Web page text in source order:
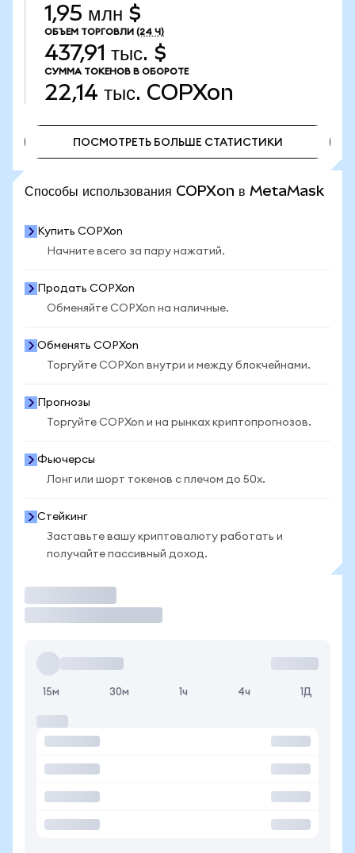
1,95 млн $
ОБЪЕМ ТОРГОВЛИ (24 Ч)
437,91 тыс. $
СУММА ТОКЕНОВ В ОБОРОТЕ
22,14 тыс. COPXon
ПОСМОТРЕТЬ БОЛЬШЕ СТАТИСТИКИ
Способы использования COPXon в MetaMask
Купить COPXon
Начните всего за пару нажатий.
Продать COPXon
Обменяйте COPXon на наличные.
Обменять COPXon
Торгуйте COPXon внутри и между блокчейнами.
Прогнозы
Торгуйте COPXon и на рынках криптопрогнозов.
Фьючерсы
Лонг или шорт токенов с плечом до 50x.
Стейкинг
Заставьте вашу криптовалюту работать и
получайте пассивный доход.
15м 30м 1ч 4ч 1Д